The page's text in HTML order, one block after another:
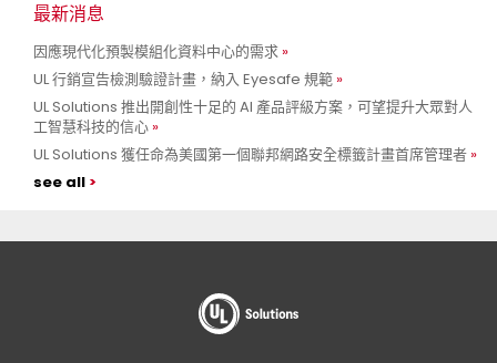
最新消息
因應現代化預製模組化資料中心的需求
UL 行銷宣告檢測驗證計畫，納入 Eyesafe 規範
UL Solutions 推出開創性十足的 AI 產品評級方案，可望提升大眾對人
工智慧科技的信心
UL Solutions 獲任命為美國第一個聯邦網路安全標籤計畫首席管理者
see all